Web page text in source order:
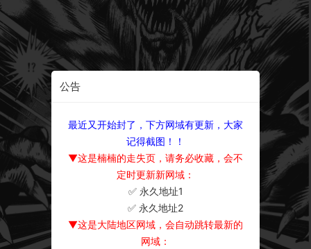
公告
最近又开始封了，下方网域有更新，大家
记得截图！！
▼这是楠楠的走失页，请务必收藏，会不
定时更新新网域：
✅ 永久地址1
✅ 永久地址2
▼这是大陆地区网域，会自动跳转最新的
网域：